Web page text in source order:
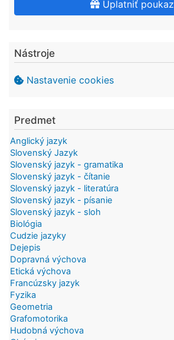
Uplatniť poukaz
Nástroje
Nastavenie cookies
Predmet
Anglický jazyk
Slovenský Jazyk
Slovenský jazyk - gramatika
Slovenský jazyk - čítanie
Slovenský jazyk - literatúra
Slovenský jazyk - písanie
Slovenský jazyk - sloh
Biológia
Cudzie jazyky
Dejepis
Dopravná výchova
Etická výchova
Francúzsky jazyk
Fyzika
Geometria
Grafomotorika
Hudobná výchova